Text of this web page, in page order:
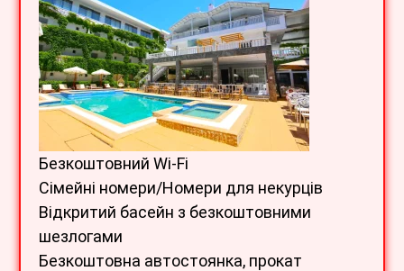
Безкоштовний Wi-Fi
Сімейні номери/Номери для некурців
Відкритий басейн з безкоштовними
шезлогами
Безкоштовна автостоянка, прокат